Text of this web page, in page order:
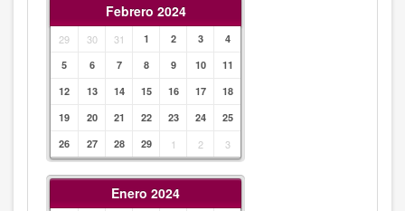
Febrero 2024
29 30 31 1 2 3
4
5
6 7 8 9 10
11
12
13 14 15 16 17
18
19
20 21 22 23 24
25
26
27 28 29 1 2 3
Enero 2024